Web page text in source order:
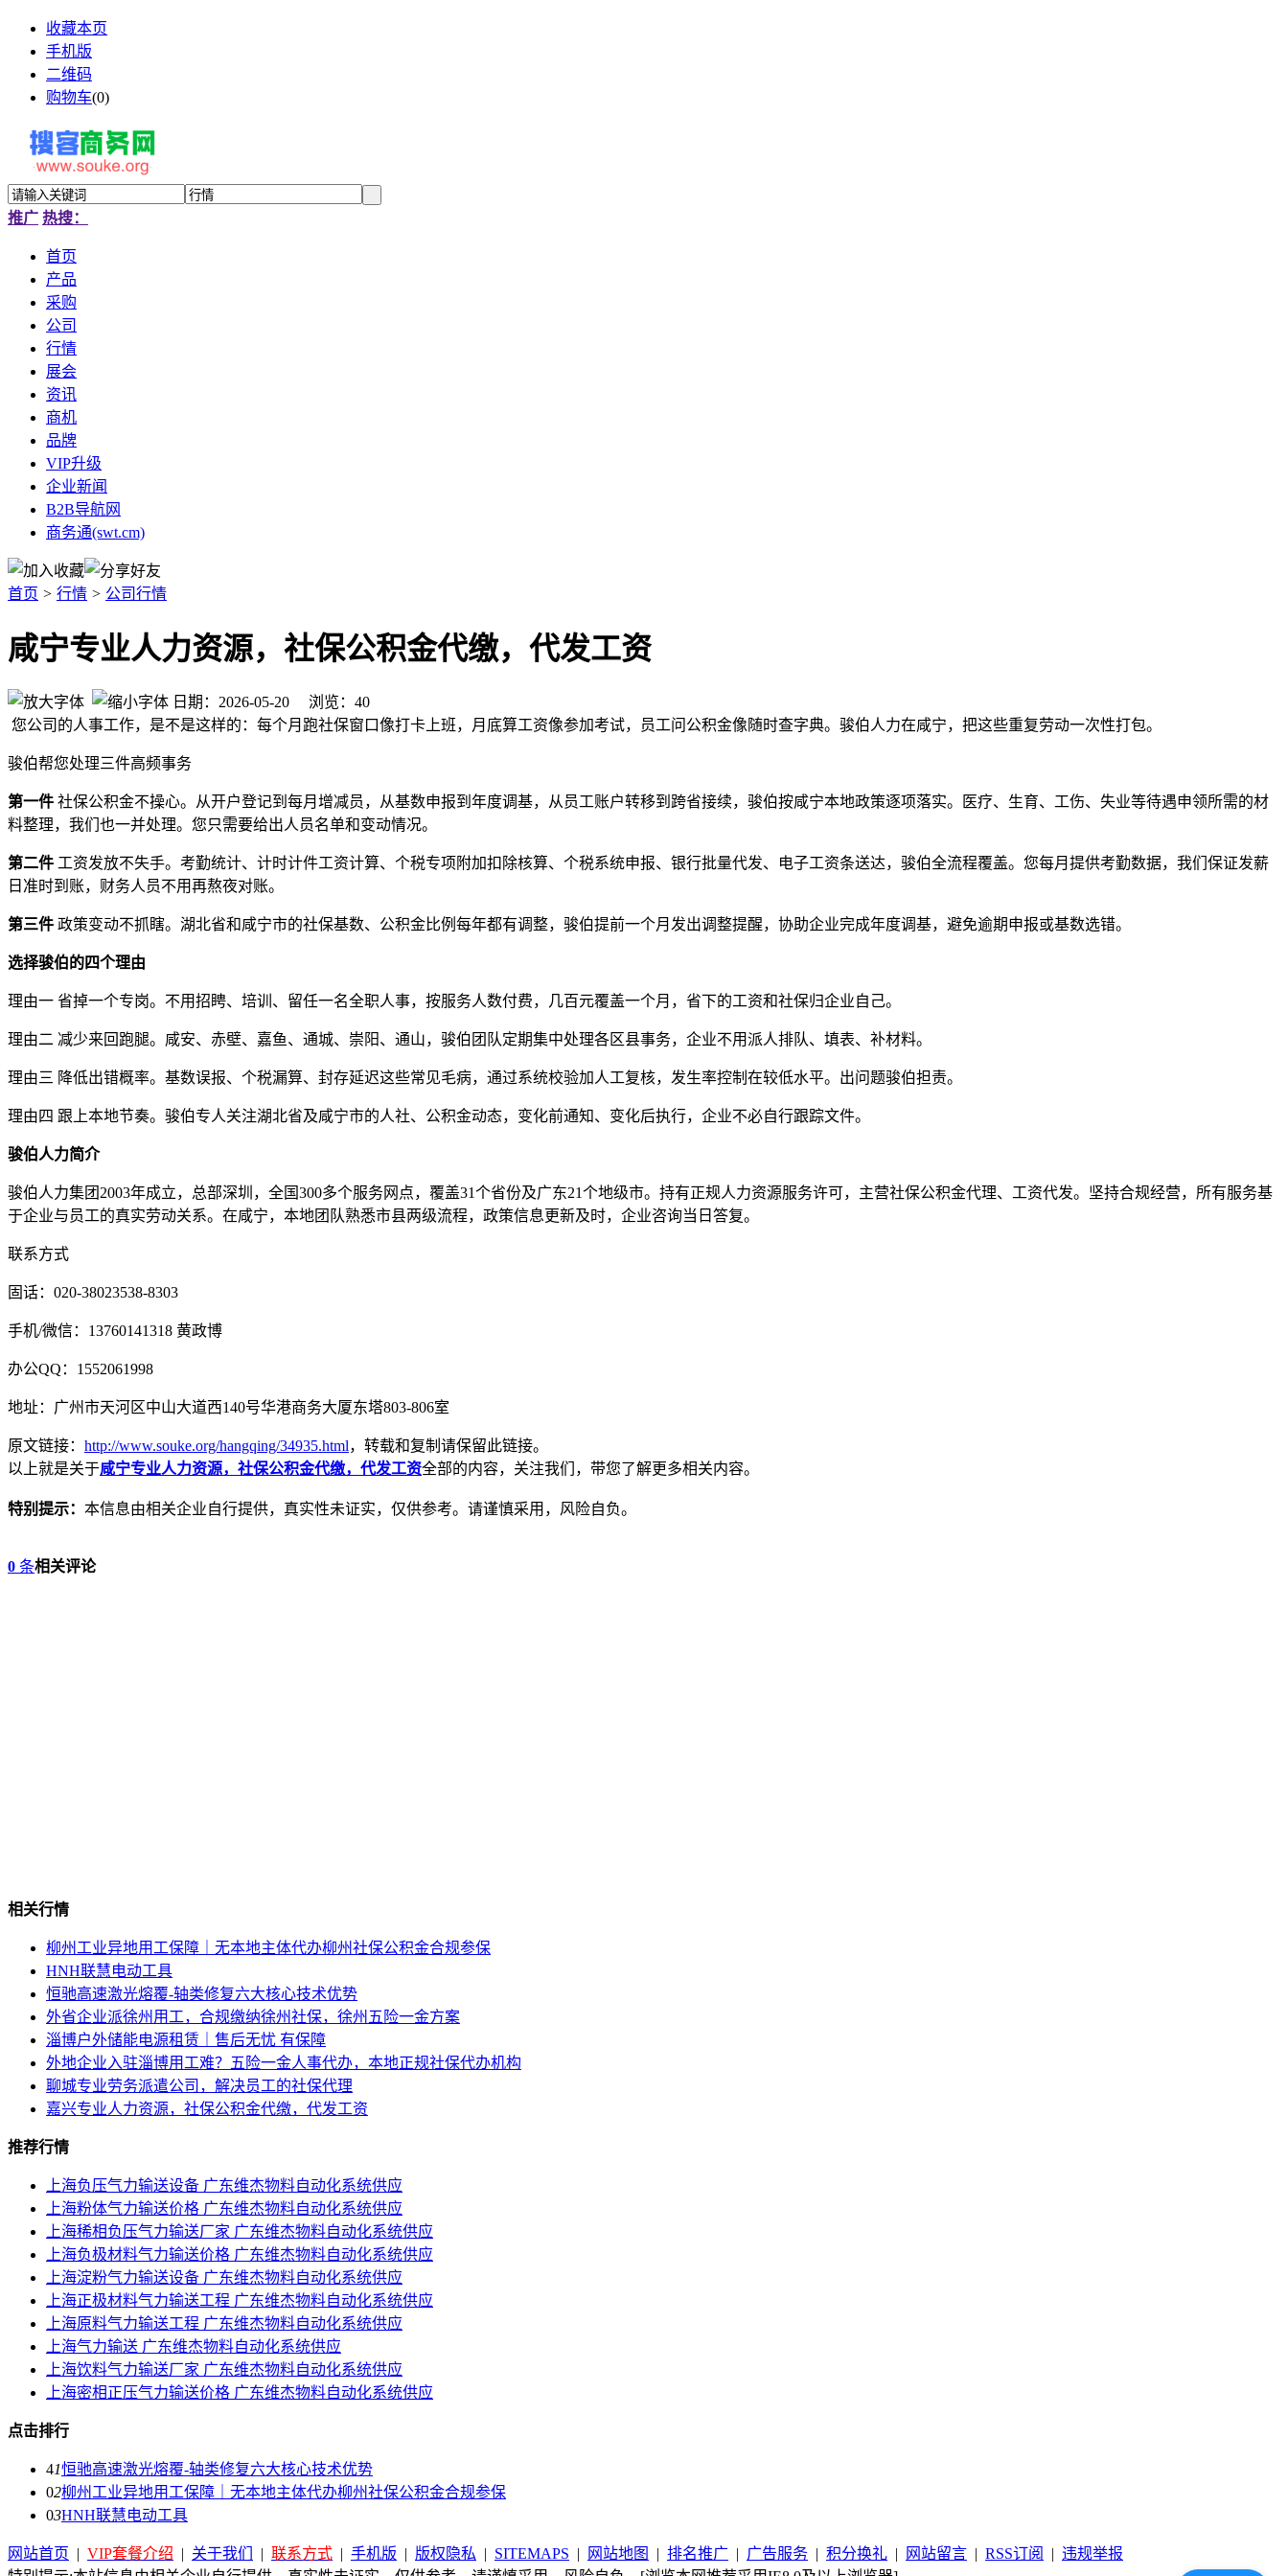
收藏本页
手机版
二维码
购物车(0)
推广 热搜：
首页
产品
采购
公司
行情
展会
资讯
商机
品牌
VIP升级
企业新闻
B2B导航网
商务通(swt.cm)
首页 > 行情 > 公司行情
咸宁专业人力资源，社保公积金代缴，代发工资
日期：2026-05-20 浏览： 40
您公司的人事工作，是不是这样的：每个月跑社保窗口像打卡上班，月底算工资像参加考试，员工问公积金像随时查字典。骏伯人力在咸宁，把这些重复劳动一次性打包。
骏伯帮您处理三件高频事务
第一件 社保公积金不操心。从开户登记到每月增减员，从基数申报到年度调基，从员工账户转移到跨省接续，骏伯按咸宁本地政策逐项落实。医疗、生育、工伤、失业等待遇申领所需的材
料整理，我们也一并处理。您只需要给出人员名单和变动情况。
第二件 工资发放不失手。考勤统计、计时计件工资计算、个税专项附加扣除核算、个税系统申报、银行批量代发、电子工资条送达，骏伯全流程覆盖。您每月提供考勤数据，我们保证发薪
日准时到账，财务人员不用再熬夜对账。
第三件 政策变动不抓瞎。湖北省和咸宁市的社保基数、公积金比例每年都有调整，骏伯提前一个月发出调整提醒，协助企业完成年度调基，避免逾期申报或基数选错。
选择骏伯的四个理由
理由一 省掉一个专岗。不用招䀻、培训、留任一名全职人事，按服务人数付费，几百元覆盖一个月，省下的工资和社保归企业自己。
理由二 减少来回跑腿。咸安、赤壁、嘉鱼、通城、崇阳、通山，骏伯团队定期集中处理各区县事务，企业不用派人排队、填表、补材料。
理由三 降低出错概率。基数误报、个税漏算、封存延迟这些常见毛病，通过系统校验加人工复核，发生率控制在较低水平。出问题骏伯担责。
理由四 跟上本地节奏。骏伯专人关注湖北省及咸宁市的人社、公积金动态，变化前通知、变化后执行，企业不必自行跟踪文件。
骏伯人力简介
骏伯人力集团2003年成立，总部深圳，全国300多个服务网点，覆盖31个省份及广东21个地级市。持有正规人力资源服务许可，主营社保公积金代理、工资代发。坚持合规经营，所有服务基
于企业与员工的真实劳动关系。在咸宁，本地团队熟悉市县两级流程，政策信息更新及时，企业咨询当日答复。
联系方式
固话：020-38023538-8303
手机/微信：13760141318 黄政博
办公QQ：1552061998
地址：广州市天河区中山大道西140号华港商务大厦东塔803-806室
原文链接： http://www.souke.org/hangqing/34935.html，转载和复制请保留此链接。
以上就是关于咸宁专业人力资源，社保公积金代缴，代发工资全部的内容，关注我们，带您了解更多相关内容。
特别提示： 本信息由相关企业自行提供，真实性未证实，仅供参考。请谨慎采用，风险自负。
0 条相关评论
相关行情
柳州工业异地用工保障｜无本地主体代办柳州社保公积金合规参保
HNH联慧电动工具
恒驰高速激光熔覆-轴类修复六大核心技术优势
外省企业派徐州用工，合规缴纳徐州社保，徐州五险一金方案
淄博户外储能电源租赁｜售后无忧 有保障
外地企业入驻淄博用工难？五险一金人事代办，本地正规社保代办机构
聊城专业劳务派遣公司，解决员工的社保代理
嘉兴专业人力资源，社保公积金代缴，代发工资
推荐行情
上海负压气力输送设备 广东维杰物料自动化系统供应
上海粉体气力输送价格 广东维杰物料自动化系统供应
上海稀相负压气力输送厂家 广东维杰物料自动化系统供应
上海负极材料气力输送价格 广东维杰物料自动化系统供应
上海淀粉气力输送设备 广东维杰物料自动化系统供应
上海正极材料气力输送工程 广东维杰物料自动化系统供应
上海原料气力输送工程 广东维杰物料自动化系统供应
上海气力输送 广东维杰物料自动化系统供应
上海饮料气力输送厂家 广东维杰物料自动化系统供应
上海密相正压气力输送价格 广东维杰物料自动化系统供应
点击排行
41恒驰高速激光熔覆-轴类修复六大核心技术优势
02柳州工业异地用工保障｜无本地主体代办柳州社保公积金合规参保
03HNH联慧电动工具
网站首页 | VIP套餐介绍 | 关于我们 | 联系方式 | 手机版 | 版权隐私 | SITEMAPS | 网站地图 | 排名推广 | 广告服务 | 积分换礼 | 网站留言 | RSS订阅 | 违规举报